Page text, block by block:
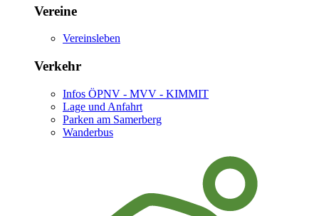
Vereine
Vereinsleben
Verkehr
Infos ÖPNV - MVV - KIMMIT
Lage und Anfahrt
Parken am Samerberg
Wanderbus